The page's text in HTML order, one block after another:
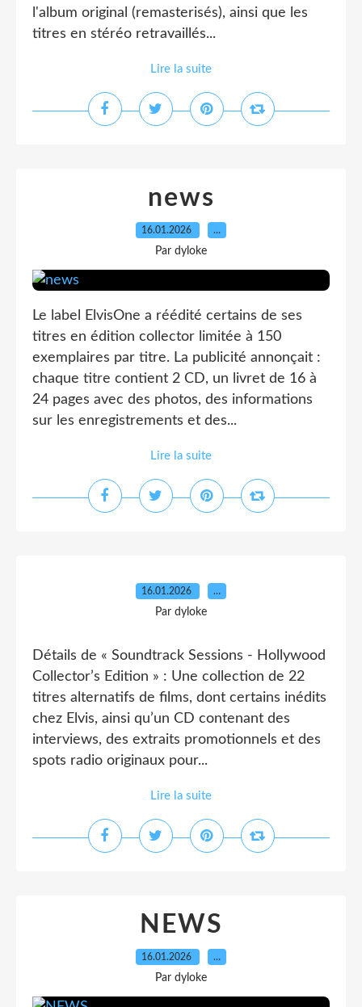
l'album original (remasterisés), ainsi que les
titres en stéréo retravaillés...
Lire la suite
news
16.01.2026 …
Par dyloke
Le label ElvisOne a réédité certains de ses
titres en édition collector limitée à 150
exemplaires par titre. La publicité annonçait :
chaque titre contient 2 CD, un livret de 16 à
24 pages avec des photos, des informations
sur les enregistrements et des...
Lire la suite
16.01.2026 …
Par dyloke
Détails de « Soundtrack Sessions - Hollywood
Collector’s Edition » : Une collection de 22
titres alternatifs de films, dont certains inédits
chez Elvis, ainsi qu’un CD contenant des
interviews, des extraits promotionnels et des
spots radio originaux pour...
Lire la suite
NEWS
16.01.2026 …
Par dyloke